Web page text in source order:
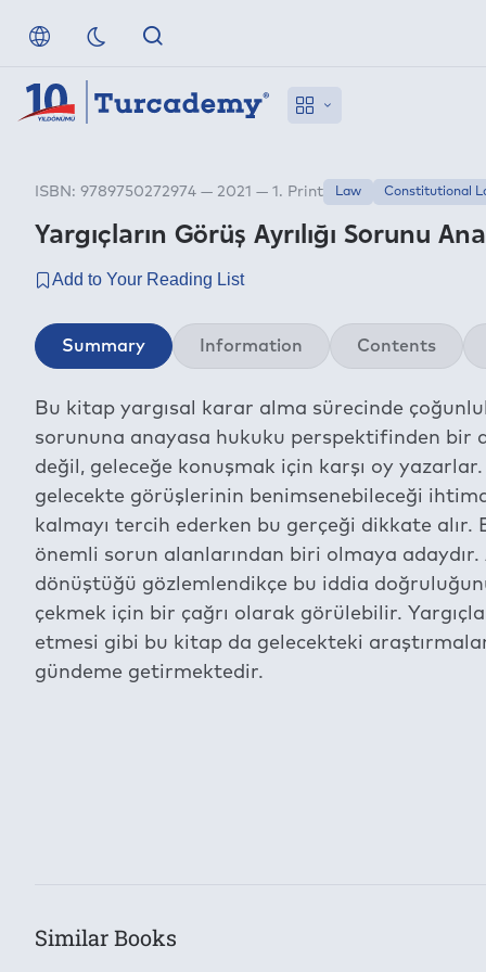
Yargıçların Görüş Ayrılığı Sorunu
ISBN: 9789750272974 — 2021 — 1. Print Law Constitutional
Summary Information Contents
Bu kitap yargısal karar alma sürecinde
sorununa anayasa hukuku perspektifinden bir
değil, geleceğe konuşmak için karşı oy
gelecekte görüşlerinin benimsenebileceği
kalmayı tercih ederken bu gerçeği dikkate alır.
önemli sorun alanlarından biri olmaya
dönüştüğü gözlemlendikçe bu iddia
çekmek için bir çağrı olarak görülebilir.
etmesi gibi bu kitap da gelecekteki
gündeme getirmektedir.
Authors
None
Similar Books